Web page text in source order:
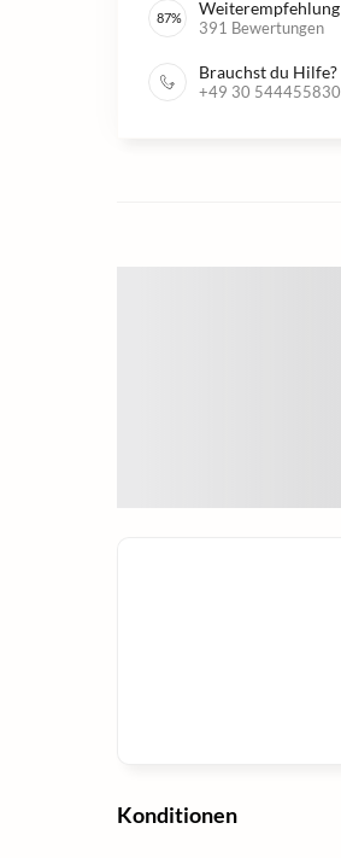
87% Weiterempfehlung
391 Bewertungen
Brauchst du Hilfe?
+49 30 544455830
Konditionen